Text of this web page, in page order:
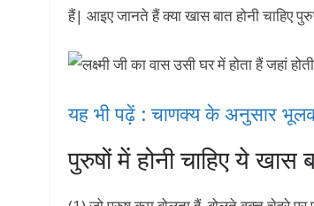
हैं| आइए जानते हैं क्या खास बात होनी चाहिए
यह भी पढ़ें : चाणक्य के अनुसार
पुरुषों में होनी चाहिए ये खास